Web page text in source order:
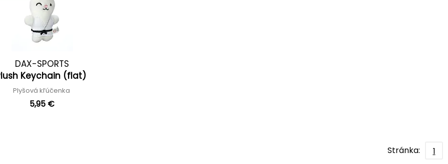
DAX-SPORTS
Keychain (flat)
Plyšová kľúčenka
5,95 €
Stránka: 1